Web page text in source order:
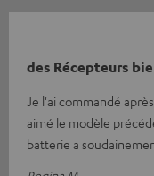
des Récepteurs
Je l'ai commandé
aimé le modèle
batterie a